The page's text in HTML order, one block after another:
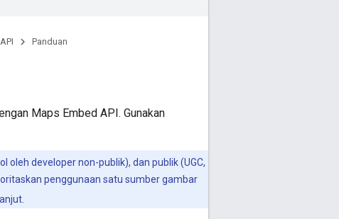
Panduan
Maps Embed API. Gunakan
oleh developer non-publik), dan publik (UGC,
penggunaan satu sumber gambar